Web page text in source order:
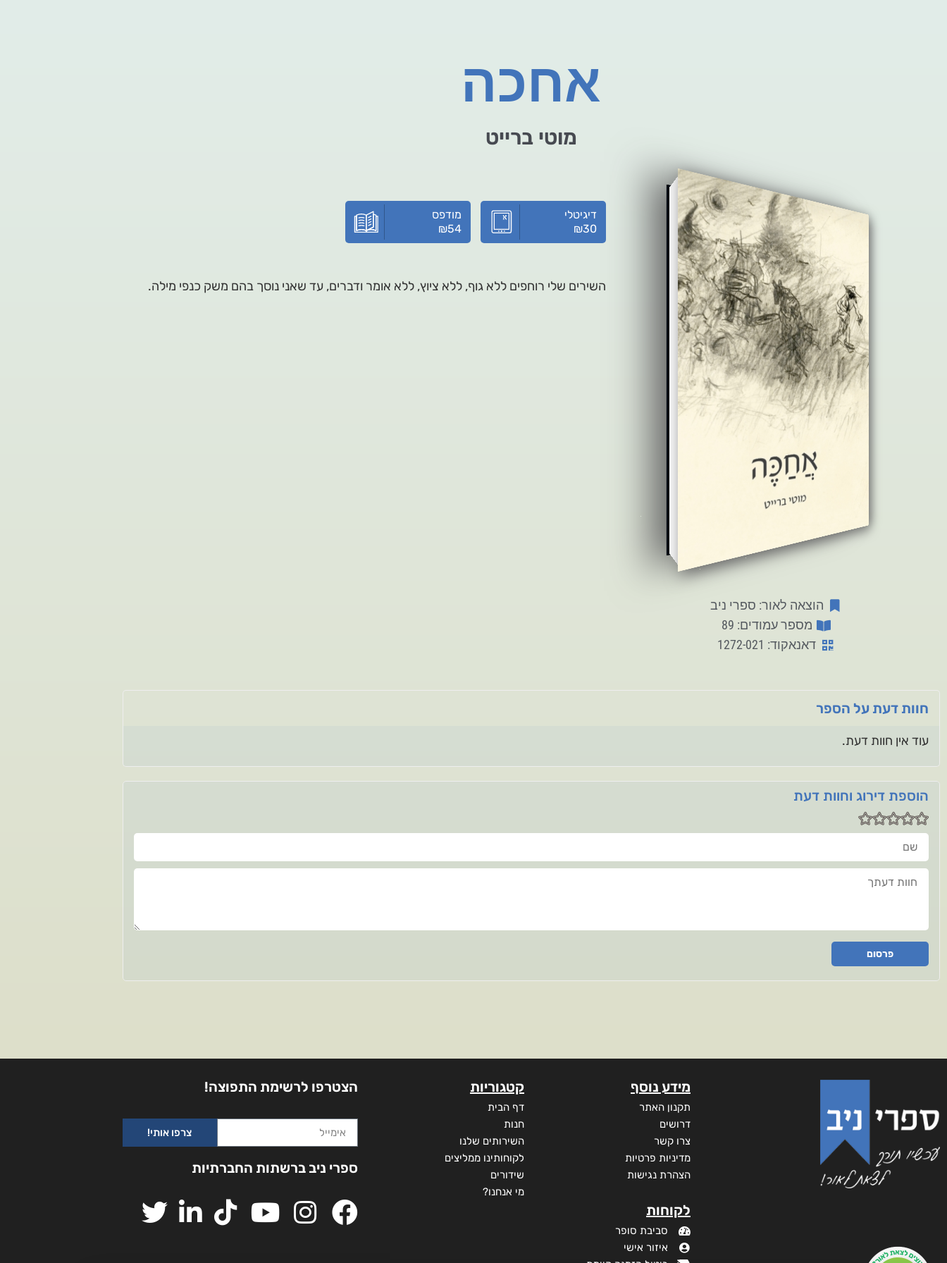
אחכה
מוטי ברייט
הוצאה לאור: ספרי ניב
מספר עמודים: 89
דאנאקוד: 1272-021
דיגיטלי
₪30
מודפס
₪54
השירים שלי רוחפים ללא גוף, ללא ציוץ, ללא אומר ודברים, עד שאני נוסך בהם משק כנפי מילה.
חוות דעת על הספר
עוד אין חוות דעת.
הוספת דירוג וחוות דעת
שם
חוות דעתך
פרסום
מידע נוסף
תקנון האתר
דרושים
צרו קשר
מדיניות פרטיות
הצהרת נגישות
לקוחות
סביבת סופר
איזור אישי
קטגוריות
דף הבית
חנות
השירותים שלנו
לקוחותינו ממליצים
שידורים
מי אנחנו?
הצטרפו לרשימת התפוצה!
צרפו אותי!
ספרי ניב ברשתות החברתיות